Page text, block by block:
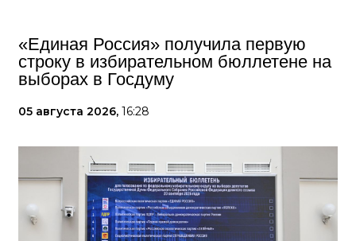
«Единая Россия» получила первую
строку в избирательном бюллетене на
выборах в Госдуму
05 августа 2026, 16:28